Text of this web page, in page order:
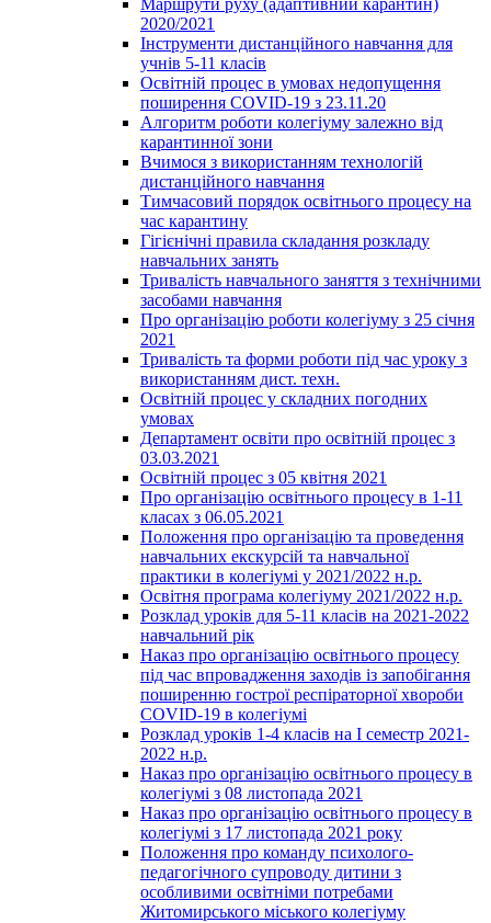
2020/2021
Інструменти дистанційного навчання для
учнів 5-11 класів
Освітній процес в умовах недопущення
поширення COVID-19 з 23.11.20
Алгоритм роботи колегіуму залежно від
карантинної зони
Вчимося з використанням технологій
дистанційного навчання
Тимчасовий порядок освітнього процесу на
час карантину
Гігієнічні правила складання розкладу
навчальних занять
Тривалість навчального заняття з технічними
засобами навчання
Про організацію роботи колегіуму з 25 січня
2021
Тривалість та форми роботи під час уроку з
використанням дист. техн.
Освітній процес у складних погодних
умовах
Департамент освіти про освітній процес з
03.03.2021
Освітній процес з 05 квітня 2021
Про організацію освітнього процесу в 1-11
класах з 06.05.2021
Положення про організацію та проведення
навчальних екскурсій та навчальної
практики в колегіумі у 2021/2022 н.р.
Освітня програма колегіуму 2021/2022 н.р.
Розклад уроків для 5-11 класів на 2021-2022
навчальний рік
Наказ про організацію освітнього процесу
під час впровадження заходів із запобігання
поширенню гострої респіраторної хвороби
COVID-19 в колегіумі
Розклад уроків 1-4 класів на І семестр 2021-
2022 н.р.
Наказ про організацію освітнього процесу в
колегіумі з 08 листопада 2021
Наказ про організацію освітнього процесу в
колегіумі з 17 листопада 2021 року
Положення про команду психолого-
педагогічного супроводу дитини з
особливими освітніми потребами
Житомирського міського колегіуму